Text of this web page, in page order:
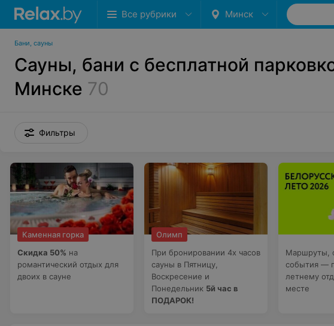
Все рубрики Минск
Бани, сауны
Сауны, бани с бесплатной
Минске 70
Фильтры
Каменная горка
Скидка 50% на
романтический отдых для
двоих в сауне
Олимп
При бронировании 4х часов
сауны в Пятницу,
Воскресение и
Понедельник 5й час в
ПОДАРОК!
Маршруты,
события —
летнему
месте